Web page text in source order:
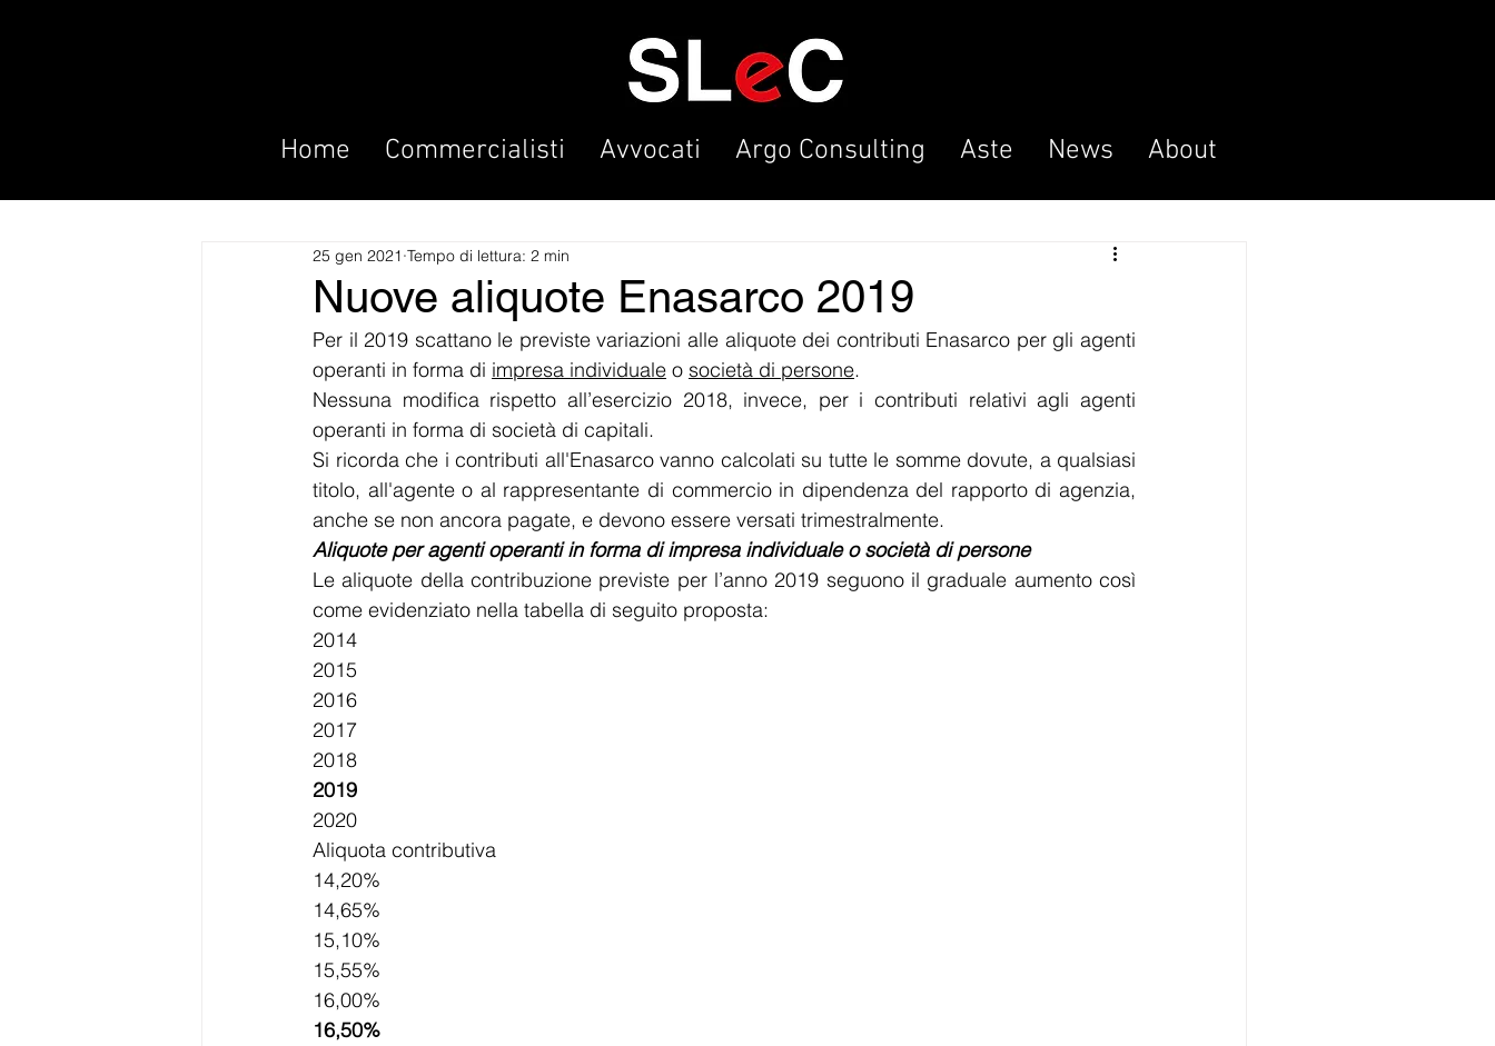
Home Commercialisti Avvocati Argo Consulting Aste News About
Nuove aliquote Enasarco 2019
25 gen 2021 Tempo di lettura: 2 min
Per il 2019 scattano le previste variazioni alle aliquote dei contributi Enasarco per gli agenti
operanti in forma di impresa individuale o società di persone.
Nessuna modifica rispetto all’esercizio 2018, invece, per i contributi relativi agli agenti
operanti in forma di società di capitali.
Si ricorda che i contributi all'Enasarco vanno calcolati su tutte le somme dovute, a qualsiasi
titolo, all'agente o al rappresentante di commercio in dipendenza del rapporto di agenzia,
anche se non ancora pagate, e devono essere versati trimestralmente.
Aliquote per agenti operanti in forma di impresa individuale o società di persone
Le aliquote della contribuzione previste per l’anno 2019 seguono il graduale aumento così
come evidenziato nella tabella di seguito proposta:
2014
2015
2016
2017
2018
2019
2020
Aliquota contributiva
14,20%
14,65%
15,10%
15,55%
16,00%
16,50%